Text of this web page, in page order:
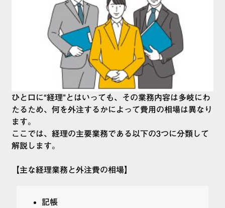
ひと口に“経理”とはいっても、その業務内容は多岐にわ
たるため、何を外注するかによって費用の相場は異なり
ます。
ここでは、経理の主要業務である以下の3つに分類して
解説します。
【主な経理業務と外注費の相場】
記帳